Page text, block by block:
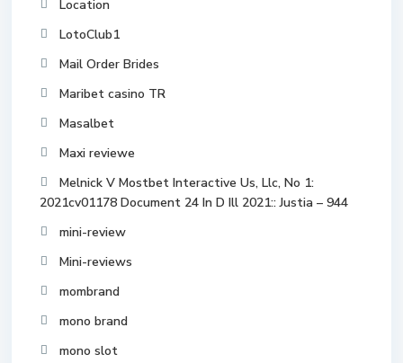
Location
LotoClub1
Mail Order Brides
Maribet casino TR
Masalbet
Maxi reviewe
Melnick V Mostbet Interactive Us, Llc, No 1:
2021cv01178 Document 24 In D Ill 2021:: Justia – 944
mini-review
Mini-reviews
mombrand
mono brand
mono slot